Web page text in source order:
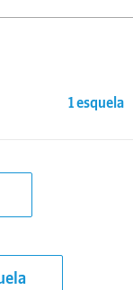
1 esquela